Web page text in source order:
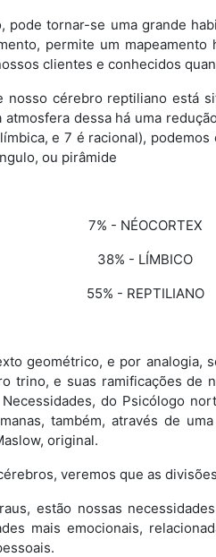
tornar-se uma grande
permite um
clientes e conhecidos
nosso cérebro reptiliano está
atmosfera dessa há uma
e 7 é racional),
ou pirâmide
7% - NÉOCORTEX
38% - LÍMBICO
55% - REPTILIANO
geométrico, e por analogia,
trino, e suas ramificações de
do Psicólogo
também, através de
original.
veremos que as
estão nossas
mais emocionais,